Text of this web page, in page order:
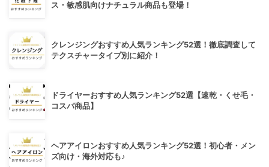
ス・敏感肌向けナチュラル商品も登場！
クレンジングおすすめ人気ランキング52選！徹底調査して
テクスチャータイプ別に紹介！
ドライヤーおすすめ人気ランキング52選【速乾・くせ毛・
コスパ商品】
ヘアアイロンおすすめ人気ランキング52選！初心者・メン
ズ向け・海外対応も♪